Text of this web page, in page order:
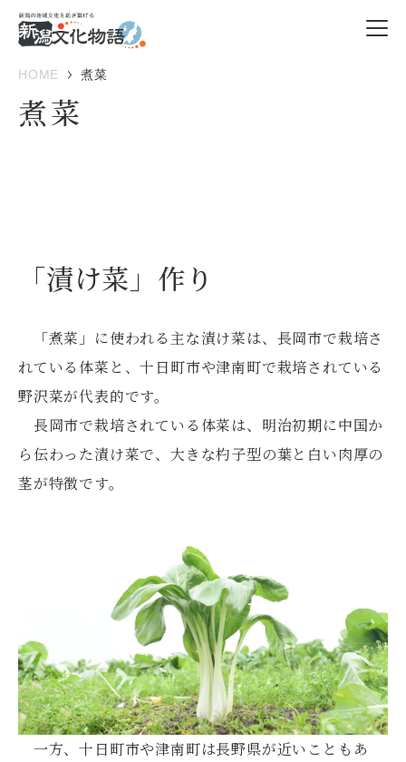
HOME 煮菜
煮菜
「漬け菜」作り
「煮菜」に使われる主な漬け菜は、長岡市で栽培さ
れている体菜と、十日町市や津南町で栽培されている
野沢菜が代表的です。
長岡市で栽培されている体菜は、明治初期に中国か
ら伝わった漬け菜で、大きな杓子型の葉と白い肉厚の
茎が特徴です。
一方、十日町市や津南町は長野県が近いこともあ